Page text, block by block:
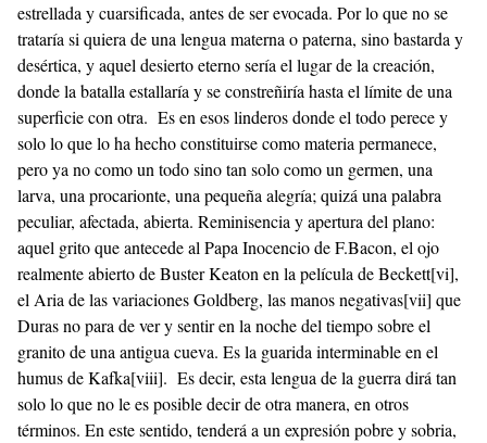
estrellada y cuarsificada, antes de ser evocada. Por lo que no se
trataría si quiera de una lengua materna o paterna, sino bastarda y
desértica, y aquel desierto eterno sería el lugar de la creación,
donde la batalla estallaría y se constreñiría hasta el límite de una
superficie con otra. Es en esos linderos donde el todo perece y
solo lo que lo ha hecho constituirse como materia permanece,
pero ya no como un todo sino tan solo como un germen, una
larva, una procarionte, una pequeña alegría; quizá una palabra
peculiar, afectada, abierta. Reminisencia y apertura del plano:
aquel grito que antecede al Papa Inocencio de F.Bacon, el ojo
realmente abierto de Buster Keaton en la película de Beckett[vi],
el Aria de las variaciones Goldberg, las manos negativas[vii] que
Duras no para de ver y sentir en la noche del tiempo sobre el
granito de una antigua cueva. Es la guarida interminable en el
humus de Kafka[viii]. Es decir, esta lengua de la guerra dirá tan
solo lo que no le es posible decir de otra manera, en otros
términos. En este sentido, tenderá a un expresión pobre y sobria,